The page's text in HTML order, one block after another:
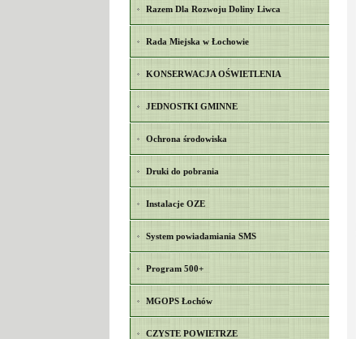
Razem Dla Rozwoju Doliny Liwca
Rada Miejska w Łochowie
KONSERWACJA OŚWIETLENIA
JEDNOSTKI GMINNE
Ochrona środowiska
Druki do pobrania
Instalacje OZE
System powiadamiania SMS
Program 500+
MGOPS Łochów
CZYSTE POWIETRZE